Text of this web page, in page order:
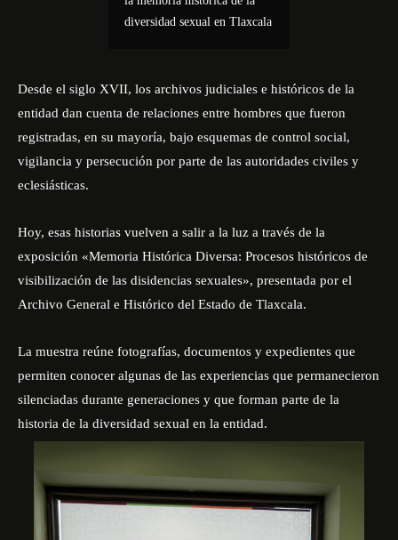
diversidad sexual en Tlaxcala
Desde el siglo XVII, los archivos judiciales e históricos de la
entidad dan cuenta de relaciones entre hombres que fueron
registradas, en su mayoría, bajo esquemas de control social,
vigilancia y persecución por parte de las autoridades civiles y
eclesiásticas.
Hoy, esas historias vuelven a salir a la luz a través de la
exposición «Memoria Histórica Diversa: Procesos históricos de
visibilización de las disidencias sexuales», presentada por el
Archivo General e Histórico del Estado de Tlaxcala.
La muestra reúne fotografías, documentos y expedientes que
permiten conocer algunas de las experiencias que permanecieron
silenciadas durante generaciones y que forman parte de la
historia de la diversidad sexual en la entidad.